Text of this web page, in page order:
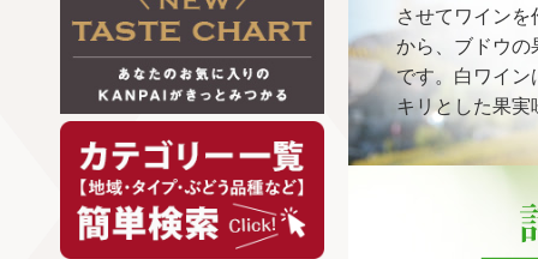
させてワイン
から、ブドウの
です。白ワイン
キリとした果実